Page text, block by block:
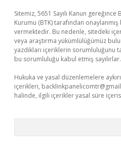
Sitemiz, 5651 Sayılı Kanun
Kurumu (BTK) tarafından
vermektedir. Bu nedenle, sitedeki
veya araştırma yükümlülüğümüz
yazdıkları içeriklerin sorumluluğunu
bu sorumluluğu kabul etmiş sayılırlar.
Hukuka ve yasal düzenlemelere
içerikleri,
halinde, ilgili içerikler yasal süre